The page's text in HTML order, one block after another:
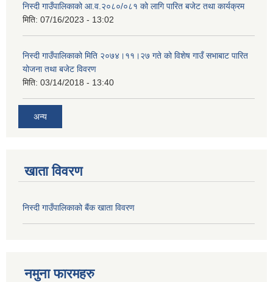
निस्दी गाउँपालिकाको आ.व.२०८०/०८१ को लागि पारित बजेट तथा कार्यक्रम
मिति: 07/16/2023 - 13:02
निस्दी गाउँपालिकाको मिति २०७४।११।२७ गते को विशेष गाउँ सभाबाट पारित
योजना तथा बजेट विवरण
मिति: 03/14/2018 - 13:40
अन्य
खाता विवरण
निस्दी गाउँपालिकाको बैंक खाता विवरण
नमुना फारमहरु